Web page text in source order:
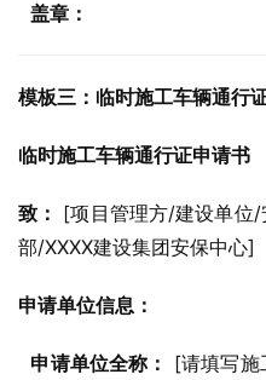
盖章：
模板三：临时施工车辆通行
临时施工车辆通行证申请书
致： [项目管理方/建设单位/
部/XXXX建设集团安保中心]
申请单位信息：
申请单位全称：
[请填写施